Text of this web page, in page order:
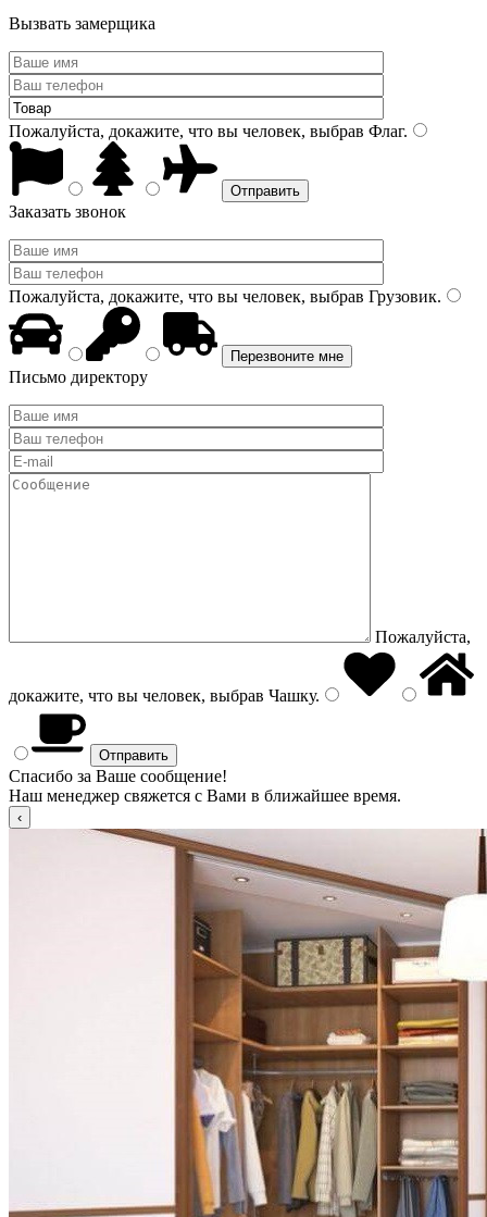
Вызвать замерщика
Пожалуйста, докажите, что вы человек, выбрав Флаг.
Заказать звонок
Пожалуйста, докажите, что вы человек, выбрав Грузовик.
Письмо директору
Пожалуйста,
докажите, что вы человек, выбрав Чашку.
Спасибо за Ваше сообщение!
Наш менеджер свяжется с Вами в ближайшее время.